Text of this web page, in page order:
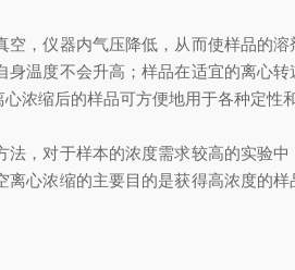
仪器内气压降低，从而使样品的
温度不会升高；样品在适宜的离心
浓缩后的样品可方便地用于各种定性
对于样本的浓度需求较高的实验
心浓缩的主要目的是获得高浓度的